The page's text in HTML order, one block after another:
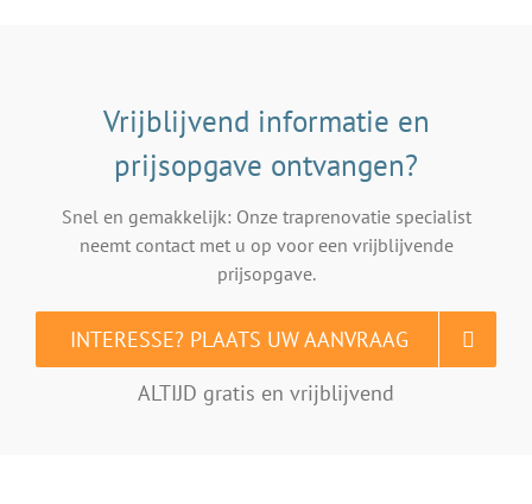
Vrijblijvend informatie en
prijsopgave ontvangen?
Snel en gemakkelijk: Onze traprenovatie specialist
neemt contact met u op voor een vrijblijvende
prijsopgave.
INTERESSE? PLAATS UW AANVRAAG
ALTIJD gratis en vrijblijvend